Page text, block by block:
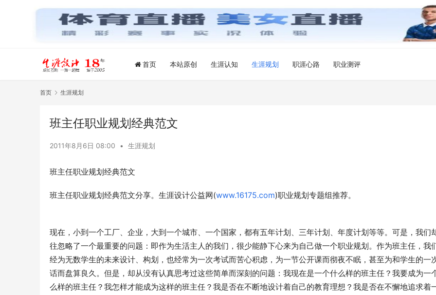
首页 本站原创 生涯认知 生涯规划 职涯心路 职业测评
首页 生涯规划
班主任职业规划经典范文
2011年8月6日 08:00 • 生涯规划
班主任职业规划经典范文
班主任职业规划经典范文分享。生涯设计公益网(www.16175.com)职业规划专题组推荐。
现在，小到一个工厂、企业，大到一个城市、一个国家，都有五年计划、三年计划、年度计划等等。可是，我们
往忽略了一个最重要的问题：即作为生活主人的我们，很少能静下心来为自己做一个职业规划。作为班主任，我
经为无数学生的未来设计、构划，也经常为一次考试而苦心积虑，为一节公开课而彻夜不眠，甚至为和学生的一
话而盘算良久。但是，却从没有认真思考过这些简单而深刻的问题：我现在是一个什么样的班主任？我要成为一
么样的班主任？我怎样才能成为这样的班主任？我是否在不断地设计着自己的教育理想？我是否在不懈地追求着